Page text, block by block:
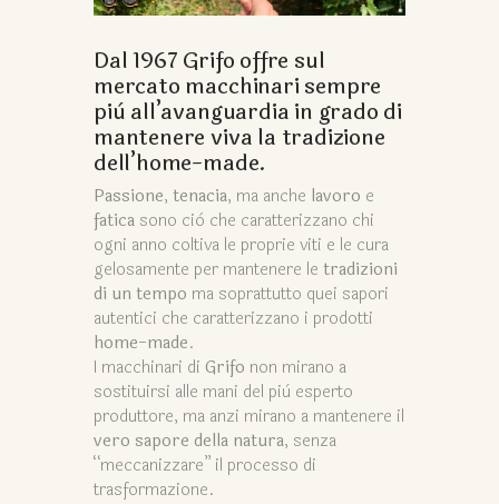
Dal 1967 Grifo offre sul
mercato macchinari sempre
più all’avanguardia in grado di
mantenere viva la tradizione
dell’home-made.
Passione, tenacia, ma anche lavoro e
fatica sono ciò che caratterizzano chi
ogni anno coltiva le proprie viti e le cura
gelosamente per mantenere le tradizioni
di un tempo ma soprattutto quei sapori
autentici che caratterizzano i prodotti
home-made.
I macchinari di Grifo non mirano a
sostituirsi alle mani del più esperto
produttore, ma anzi mirano a mantenere il
vero sapore della natura, senza
“meccanizzare” il processo di
trasformazione.